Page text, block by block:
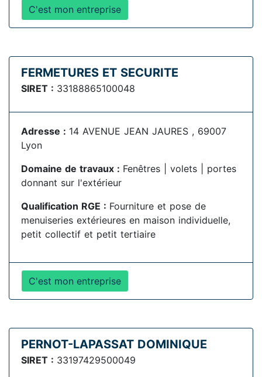
C'est mon entreprise
FERMETURES ET SECURITE
SIRET : 33188865100048
Adresse : 14 AVENUE JEAN JAURES , 69007
Lyon
Domaine de travaux : Fenêtres | volets | portes
donnant sur l'extérieur
Qualification RGE : Fourniture et pose de
menuiseries extérieures en maison individuelle,
petit collectif et petit tertiaire
C'est mon entreprise
PERNOT-LAPASSAT DOMINIQUE
SIRET : 33197429500049